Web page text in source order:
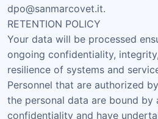
dpo@sanmarcovet.it.
RETENTION POLICY
Your data will be processed
ongoing confidentiality,
resilience of systems and
Personnel that are authorized
the personal data are bound by
confidentiality and have